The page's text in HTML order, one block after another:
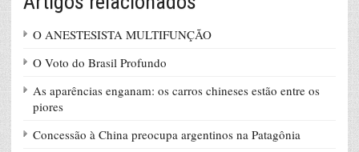
O ANESTESISTA MULTIFUNÇÃO
O Voto do Brasil Profundo
As aparências enganam: os carros chineses estão entre os
piores
Concessão à China preocupa argentinos na Patagônia